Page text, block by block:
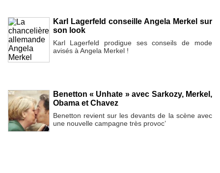
Karl Lagerfeld conseille Angela Merkel sur
son look
Karl Lagerfeld prodigue ses conseils de mode
avisés à Angela Merkel !
Benetton « Unhate » avec Sarkozy, Merkel,
Obama et Chavez
Benetton revient sur les devants de la scène avec
une nouvelle campagne très provoc’